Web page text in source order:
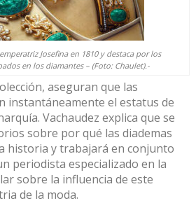
Josefina en 1810 y destaca por los
en los diamantes – (Foto: Chaulet).-
aseguran que las
instantáneamente el estatus de
Vachaudez explica que se
sobre por qué las diademas
historia y trabajará en conjunto
periodista especializado en la
sobre la influencia de este
de la moda.